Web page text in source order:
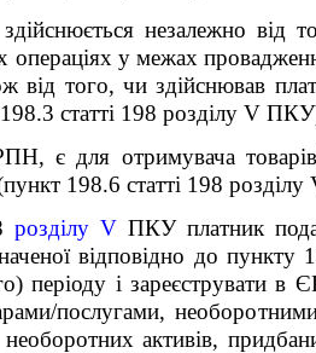
незалежно від
операціях у межах
від того, чи здійснював
статті 198 розділу V
є для отримувача
198.6 статті 198
розділу V ПКУ платник
відповідно до
періоду і зареєструвати
послугами,
необоротних активів,